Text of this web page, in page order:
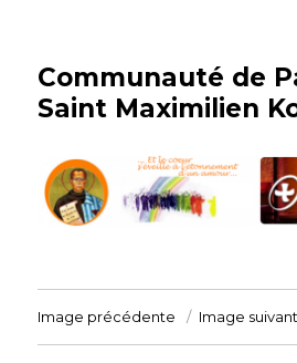
Communauté de
Saint Maximilien
Image précédente Image